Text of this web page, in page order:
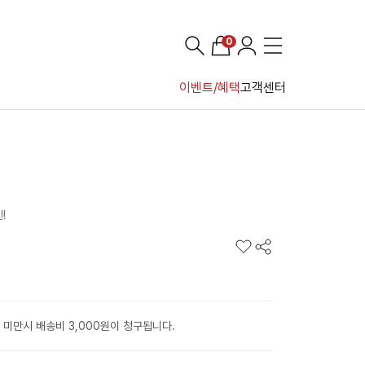
이벤트/혜택고객센터
0
!
만시 배송비 3,000원이 청구됩니다.